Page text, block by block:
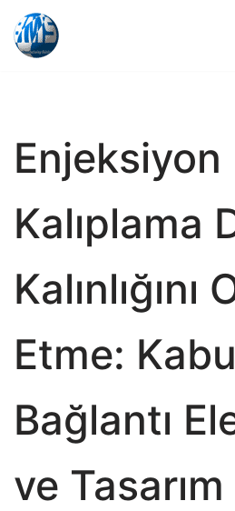
İçeriğe
Enjeksiyon
Kalıplama
Etme:
Bağlantı
ve Tasarım